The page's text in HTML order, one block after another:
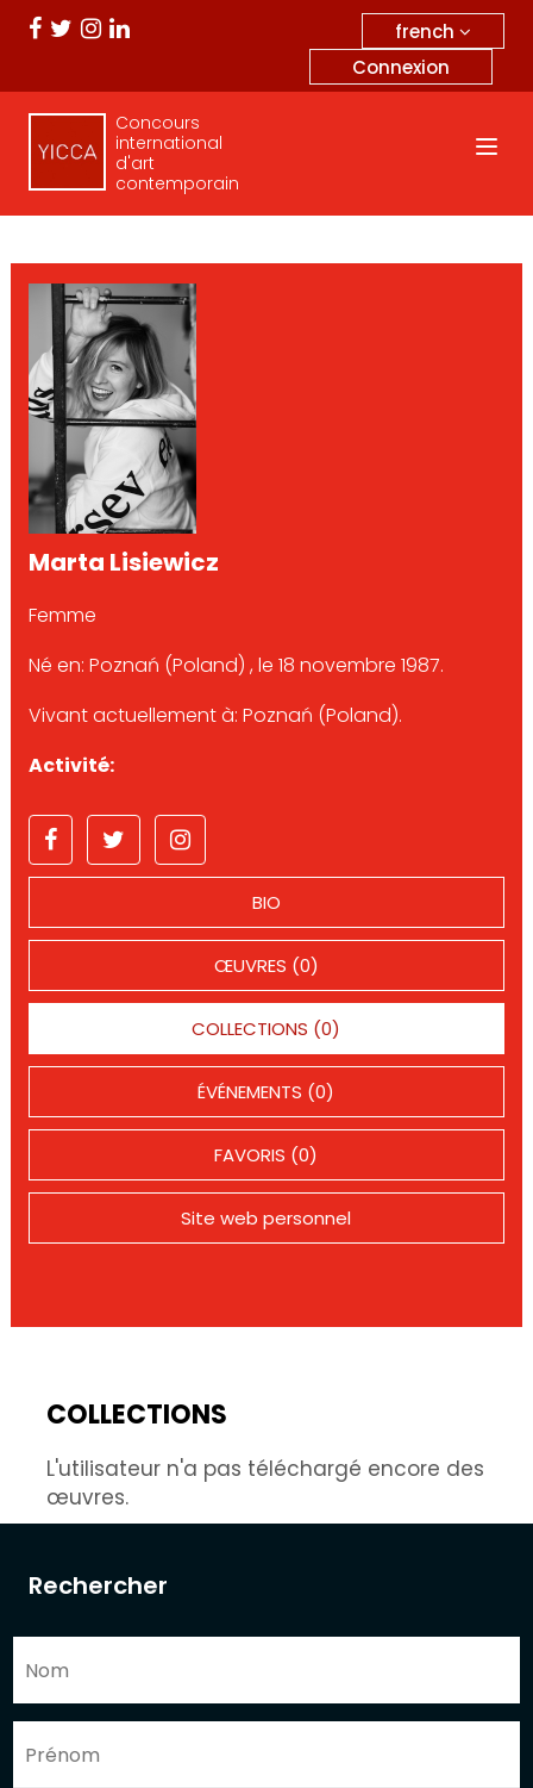
french
Connexion
Concours
international
d'art
contemporain
Rechercher
Marta Lisiewicz
Femme
Né en: Poznań (Poland) , le 18 novembre 1987.
Vivant actuellement à: Poznań (Poland).
Activité:
BIO
ŒUVRES (0)
COLLECTIONS (0)
ÉVÉNEMENTS (0)
FAVORIS (0)
Site web personnel
COLLECTIONS
L'utilisateur n'a pas téléchargé encore des
œuvres.